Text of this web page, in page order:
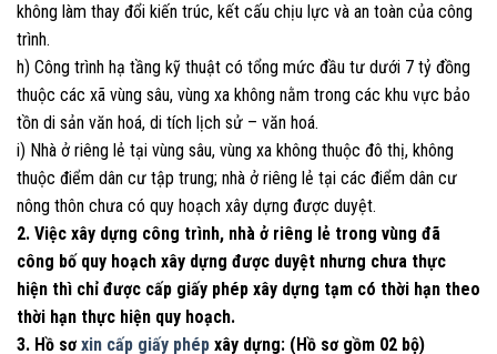
không làm thay đổi kiến trúc, kết cấu chịu lực và an toàn của công
trình.
h) Công trình hạ tầng kỹ thuật có tổng mức đầu tư dưới 7 tỷ đồng
thuộc các xã vùng sâu, vùng xa không nằm trong các khu vực bảo
tồn di sản văn hoá, di tích lịch sử – văn hoá.
i) Nhà ở riêng lẻ tại vùng sâu, vùng xa không thuộc đô thị, không
thuộc điểm dân cư tập trung; nhà ở riêng lẻ tại các điểm dân cư
nông thôn chưa có quy hoạch xây dựng được duyệt.
2. Việc xây dựng công trình, nhà ở riêng lẻ trong vùng đã
công bố quy hoạch xây dựng được duyệt nhưng chưa thực
hiện thì chỉ được cấp giấy phép xây dựng tạm có thời hạn theo
thời hạn thực hiện quy hoạch.
3. Hồ sơ xin cấp giấy phép xây dựng: (Hồ sơ gồm 02 bộ)